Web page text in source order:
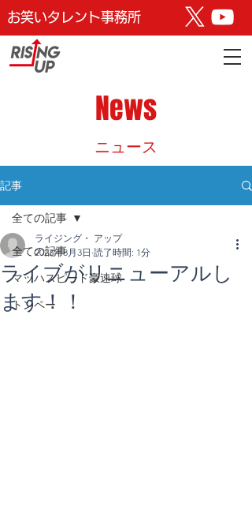
お笑いタレント事務所
News
​ニュース
記事
全ての記事
マッハスピード豪速球
トンペー
全ての記事
ライブがリニューアルし
ます！！
ライジング・ アップ
2023年8月3日 読了時間: 1分